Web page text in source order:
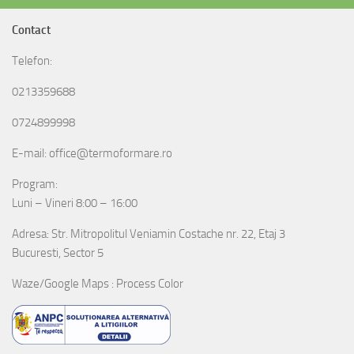
Contact
Telefon:
0213359688
0724899998
E-mail: office@termoformare.ro
Program:
Luni – Vineri 8:00 – 16:00
Adresa: Str. Mitropolitul Veniamin Costache nr. 22, Etaj 3
Bucuresti, Sector 5
Waze/Google Maps : Process Color